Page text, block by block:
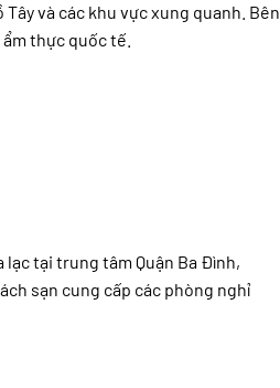
và các khu vực xung quanh. Bên
thực quốc tế.
tại trung tâm Quận Ba Đình,
sạn cung cấp các phòng nghỉ